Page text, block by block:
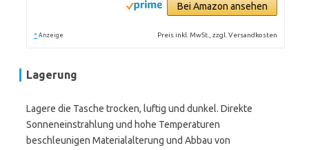
Bei Amazon ansehen
* Anzeige Preis inkl. MwSt., zzgl. Versandkosten
Lagerung
Lagere die Tasche trocken, luftig und dunkel. Direkte
Sonneneinstrahlung und hohe Temperaturen
beschleunigen Materialalterung und Abbau von